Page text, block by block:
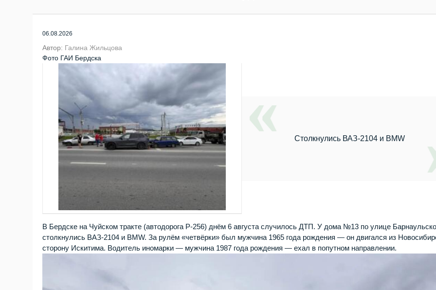
06.08.2026
Автор: Галина Жильцова
Фото ГАИ Бердска
Столкнулись ВАЗ‑2104 и BMW
В Бердске на Чуйском тракте (автодорога Р‑256) днём 6 августа случилось ДТП. У дома №13 по улице
столкнулись ВАЗ‑2104 и BMW. За рулём «четвёрки» был мужчина 1965 года рождения — он двигался из
сторону Искитима. Водитель иномарки — мужчина 1987 года рождения — ехал в попутном направлении.